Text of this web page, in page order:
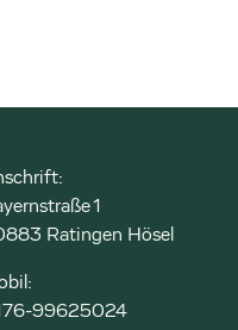
1
Ratingen Hösel
99625024